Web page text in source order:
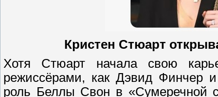
Кристен Стюарт
Хотя Стюарт начала свою
режиссёрами, как Дэвид Финчер
роль Беллы Свон в «Сумеречной